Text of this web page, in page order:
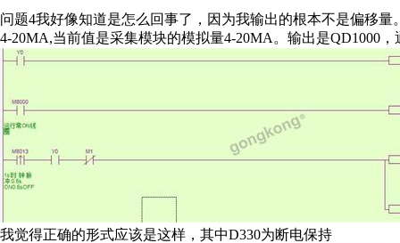
问题4我好像知道是怎么回事了，因为我输出的根本不是偏移量
4-20MA,当前值是采集模块的模拟量4-20MA。输出是QD1000
我觉得正确的形式应该是这样，其中D330为断电保持